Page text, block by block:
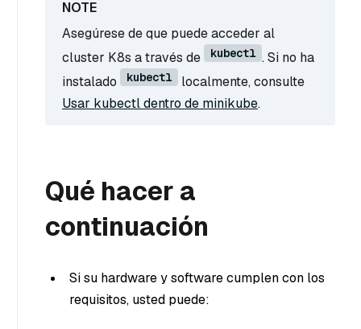
Asegúrese de que puede acceder al
cluster K8s a través de
kubectl . Si no ha
instalado
kubectl
localmente, consulte
Usar kubectl dentro de minikube.
Qué hacer a
continuación
Si su hardware y software cumplen con los
requisitos, usted puede: